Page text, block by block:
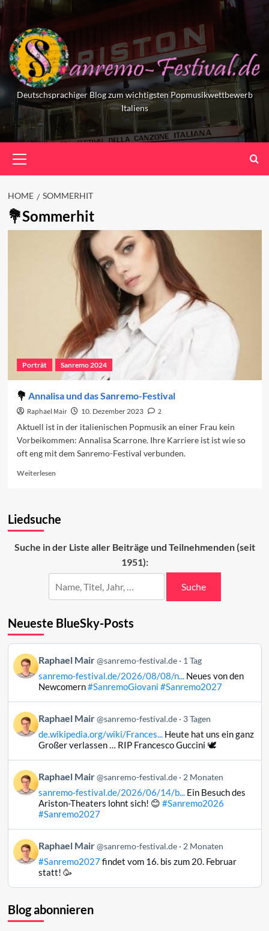
Skip
to
content
Deutschsprachiger Blog zum wichtigsten Popmusikwettbewerb
Italiens
Menu
HOME SOMMERHIT
Sommerhit
Porträt Sanremo 2024
Annalisa und das Sanremo-Festival
Raphael Mair 10. Dezember 2023
2
Aktuell ist in der italienischen Popmusik an einer Frau kein
Vorbeikommen: Annalisa Scarrone. Ihre Karriere ist ist wie so
oft eng mit dem Sanremo-Festival verbunden.
WeiterlesenRead
und
Festival
Liedsuche
Suche in der Liste aller Beiträge und Teilnehmenden (seit
1951):
Suche
Neueste BlueSky-Posts
Beitrag
von
Raphael
Bluesky
ansehen
Raphael Mair @sanremo-festival.de 1 Tag
sanremo-festival.de/2026/08/08/n...Neues von den
Newcomern#SanremoGiovani #Sanremo2027
Beitrag
von
Raphael
Bluesky
ansehen
Raphael Mair @sanremo-festival.de 3 Tagen
de.wikipedia.org/wiki/Frances...Heute hat uns ein ganz
Großer verlassen … RIP Francesco Guccini 🕊️
Beitrag
von
Raphael
ansehen
Raphael Mair @sanremo-festival.de 2 Monaten
sanremo-festival.de/2026/06/14/b...Ein Besuch des
Ariston-Theaters lohnt sich! 😊 #Sanremo2026
#Sanremo2027
Beitrag
von
Raphael
Bluesky
ansehen
Raphael Mair @sanremo-festival.de 2 Monaten
#Sanremo2027findet vom 16. bis zum 20. Februar
statt! 🥳
Blog abonnieren